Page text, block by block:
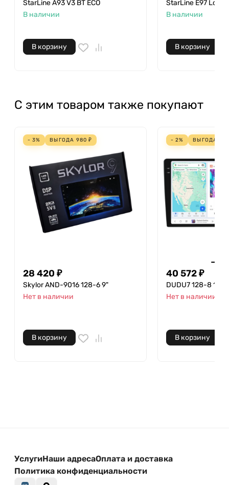
StarLine A93 V3 BT ECO
В наличии
В корзину
StarLine E97 LoRa
В наличии
В корзину
С этим товаром также покупают
- 3% ВЫГОДА 980 ₽
28 420 ₽
Skylor AND-9016 128-6 9"
Нет в наличии
В корзину
- 2% ВЫГОДА
40 572 ₽
DUDU7 128-8
Нет в наличии
В корзину
УслугиНаши адресаОплата и доставка
Политика конфиденциальности